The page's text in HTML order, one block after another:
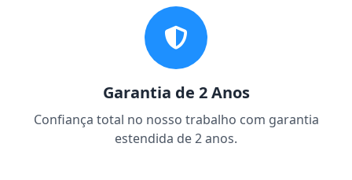
Garantia de 2 Anos
Confiança total no nosso trabalho com garantia
estendida de 2 anos.